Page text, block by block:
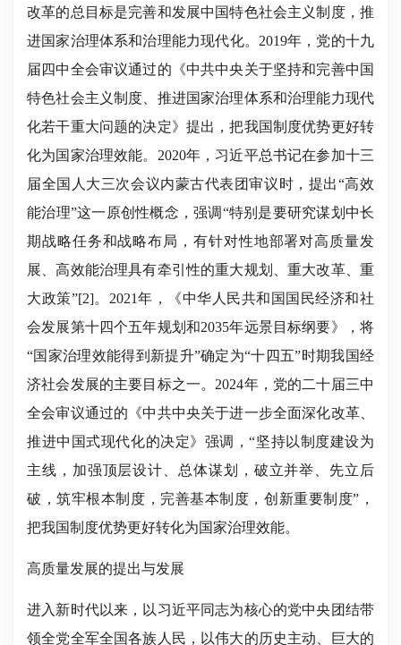
改革的总目标是完善和发展中国特色社会主义制度，推
进国家治理体系和治理能力现代化。2019年，党的十九
届四中全会审议通过的《中共中央关于坚持和完善中国
特色社会主义制度、推进国家治理体系和治理能力现代
化若干重大问题的决定》提出，把我国制度优势更好转
化为国家治理效能。2020年，习近平总书记在参加十三
届全国人大三次会议内蒙古代表团审议时，提出“高效
能治理”这一原创性概念，强调“特别是要研究谋划中长
期战略任务和战略布局，有针对性地部署对高质量发
展、高效能治理具有牵引性的重大规划、重大改革、重
大政策”[2]。2021年，《中华人民共和国国民经济和社
会发展第十四个五年规划和2035年远景目标纲要》，将
“国家治理效能得到新提升”确定为“十四五”时期我国经
济社会发展的主要目标之一。2024年，党的二十届三中
全会审议通过的《中共中央关于进一步全面深化改革、
推进中国式现代化的决定》强调，“坚持以制度建设为
主线，加强顶层设计、总体谋划，破立并举、先立后
破，筑牢根本制度，完善基本制度，创新重要制度”，
把我国制度优势更好转化为国家治理效能。
高质量发展的提出与发展
进入新时代以来，以习近平同志为核心的党中央团结带
领全党全军全国各族人民，以伟大的历史主动、巨大的